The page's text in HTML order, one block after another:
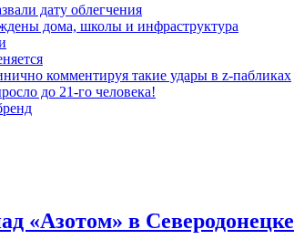
дату облегчения
дома, школы и инфраструктура
комментируя такие удары в z-пабликах
до 21-го человека!
«Азотом» в Северодонецке